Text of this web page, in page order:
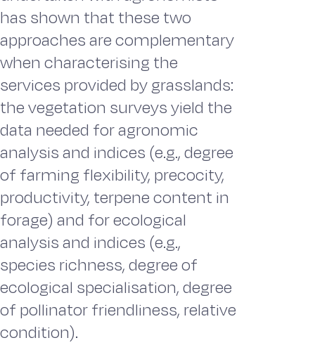
has shown that these two
approaches are complementary
when characterising the
services provided by grasslands:
the vegetation surveys yield the
data needed for agronomic
analysis and indices (e.g., degree
of farming flexibility, precocity,
productivity, terpene content in
forage) and for ecological
analysis and indices (e.g.,
species richness, degree of
ecological specialisation, degree
of pollinator friendliness, relative
condition).